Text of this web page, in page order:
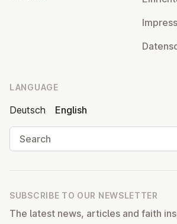
LANGUAGE
Deutsch
English
Search
SUBSCRIBE TO OUR NEWSLETTER
The latest news, articles and faith